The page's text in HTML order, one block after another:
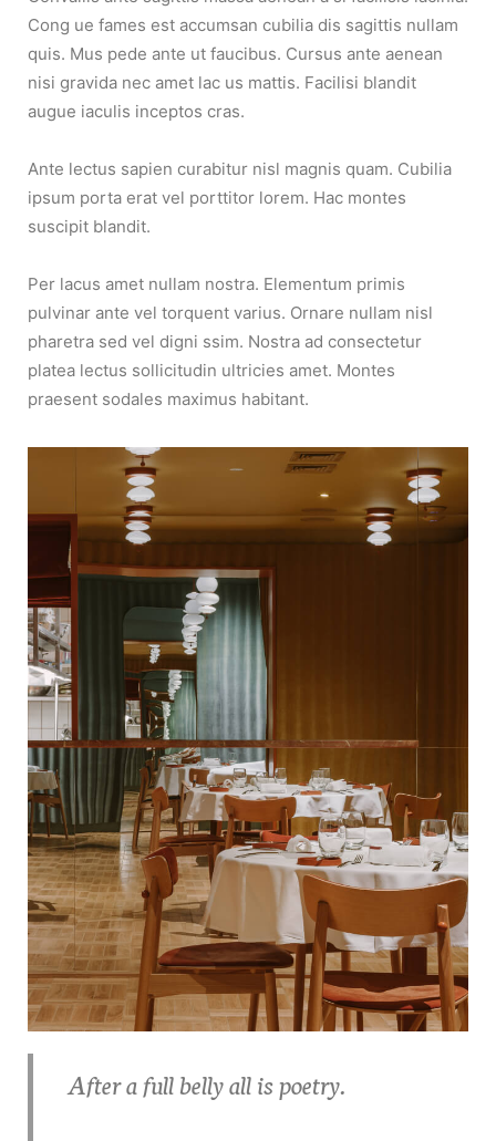
Cong ue fames est accumsan cubilia dis sagittis nullam
quis. Mus pede ante ut faucibus. Cursus ante aenean
nisi gravida nec amet lac us mattis. Facilisi blandit
augue iaculis inceptos cras.
Ante lectus sapien curabitur nisl magnis quam. Cubilia
ipsum porta erat vel porttitor lorem. Hac montes
suscipit blandit.
Per lacus amet nullam nostra. Elementum primis
pulvinar ante vel torquent varius. Ornare nullam nisl
pharetra sed vel digni ssim. Nostra ad consectetur
platea lectus sollicitudin ultricies amet. Montes
praesent sodales maximus habitant.
After a full belly all is poetry.